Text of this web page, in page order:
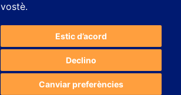
vostè.
Estic d’acord
Declino
Canviar preferències